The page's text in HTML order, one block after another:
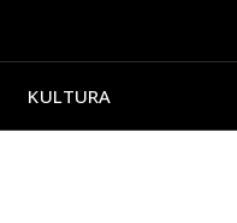
KULTURA